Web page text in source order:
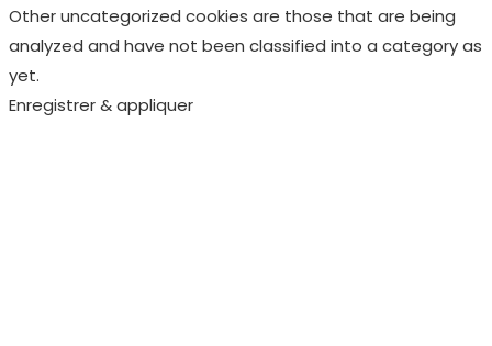
Other uncategorized cookies are those that are being
analyzed and have not been classified into a category as
yet.
Enregistrer & appliquer